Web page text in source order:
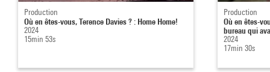
Production
Où en êtes-vous, Terence Davies ? : Home Home!
2024
15min 53s
Production
Où en êtes-
bureau qui
2024
17min 30s